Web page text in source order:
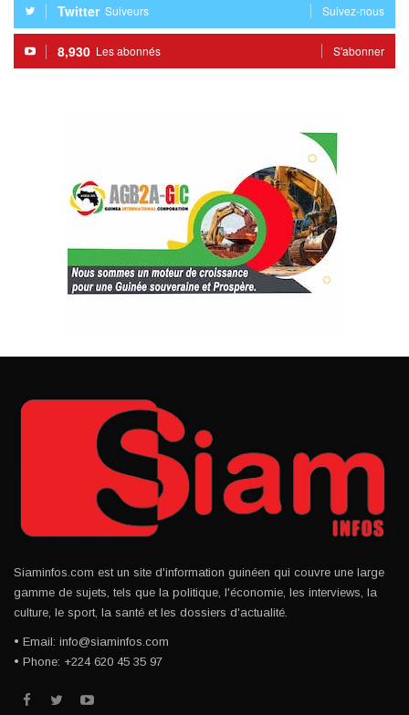
Twitter Suiveurs Suivez-nous
8,930 Les abonnés S'abonner
Siaminfos.com est un site d'information guinéen qui couvre une large
gamme de sujets, tels que la politique, l'économie, les interviews, la
culture, le sport, la santé et les dossiers d'actualité.
• Email: info@siaminfos.com
• Phone: +224 620 45 35 97